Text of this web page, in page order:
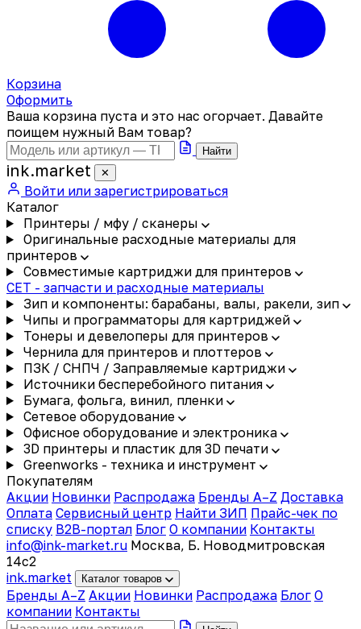
Корзина
Оформить
Ваша корзина пуста и это нас огорчает. Давайте
поищем нужный Вам товар?
Найти
ink.market ✕
Войти или зарегистрироваться
Каталог
Принтеры / мфу / сканеры
Оригинальные расходные материалы для
принтеров
Совместимые картриджи для принтеров
CET - запчасти и расходные материалы
Зип и компоненты: барабаны, валы, ракели, зип
Чипы и программаторы для картриджей
Тонеры и девелоперы для принтеров
Чернила для принтеров и плоттеров
ПЗК / СНПЧ / Заправляемые картриджи
Источники бесперебойного питания
Бумага, фольга, винил, пленки
Сетевое оборудование
Офисное оборудование и электроника
3D принтеры и пластик для 3D печати
Greenworks - техника и инструмент
Покупателям
Акции Новинки Распродажа Бренды A–Z Доставка
Оплата Сервисный центр Найти ЗИП Прайс-чек по
списку B2B-портал Блог О компании Контакты
info@ink-market.ru Москва, Б. Новодмитровская
14с2
ink.market Каталог товаров
Бренды A–Z Акции Новинки Распродажа Блог О
компании Контакты